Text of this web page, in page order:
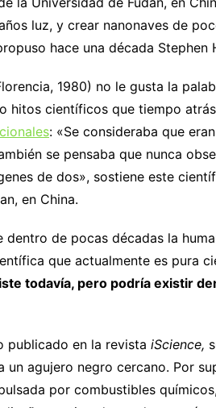
luz, y crear nanonaves de
hace una década Stephen
1980) no le gusta la
hitos científicos que tiempo
: «Se consideraba que
se pensaba que nunca
de dos», sostiene este
en China.
de pocas décadas la
que actualmente es pura
todavía, pero podría existir
publicado en la revista iScience,
agujero negro cercano. Por
por combustibles